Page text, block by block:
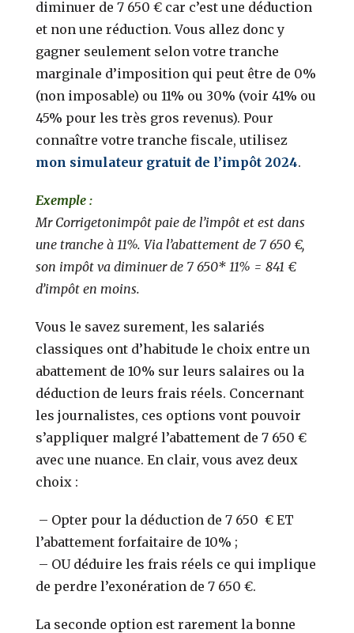
diminuer de 7 650 € car c’est une déduction
et non une réduction. Vous allez donc y
gagner seulement selon votre tranche
marginale d’imposition qui peut être de 0%
(non imposable) ou 11% ou 30% (voir 41% ou
45% pour les très gros revenus). Pour
connaître votre tranche fiscale, utilisez
mon simulateur gratuit de l’impôt 2024.
Exemple :
Mr Corrigetonimpôt paie de l’impôt et est dans
une tranche à 11%. Via l’abattement de 7 650 €,
son impôt va diminuer de 7 650* 11% = 841 €
d’impôt en moins.
Vous le savez surement, les salariés
classiques ont d’habitude le choix entre un
abattement de 10% sur leurs salaires ou la
déduction de leurs frais réels. Concernant
les journalistes, ces options vont pouvoir
s’appliquer malgré l’abattement de 7 650 €
avec une nuance. En clair, vous avez deux
choix :
– Opter pour la déduction de 7 650 € ET
l’abattement forfaitaire de 10% ;
– OU déduire les frais réels ce qui implique
de perdre l’exonération de 7 650 €.
La seconde option est rarement la bonne